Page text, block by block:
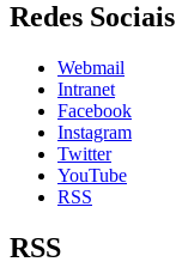
Redes Sociais
Webmail
Intranet
Facebook
Instagram
Twitter
YouTube
RSS
RSS